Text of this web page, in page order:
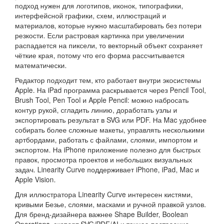
подход нужен для логотипов, иконок, типографики,
интерфейсной графики, схем, иллюстраций и
материалов, которые нужно масштабировать без потери
резкости. Если растровая картинка при увеличении
распадается на пиксели, то векторный объект сохраняет
чёткие края, потому что его форма рассчитывается
математически.
Редактор подходит тем, кто работает внутри экосистемы
Apple. На iPad программа раскрывается через Pencil Tool,
Brush Tool, Pen Tool и Apple Pencil: можно набросать
контур рукой, сгладить линию, доработать узлы и
экспортировать результат в SVG или PDF. На Mac удобнее
собирать более сложные макеты, управлять несколькими
артбордами, работать с файлами, слоями, импортом и
экспортом. На iPhone приложение полезно для быстрых
правок, просмотра проектов и небольших визуальных
задач. Linearity Curve поддерживает iPhone, iPad, Mac и
Apple Vision.
Для иллюстратора Linearity Curve интересен кистями,
кривыми Безье, слоями, масками и ручной правкой узлов.
Для бренд-дизайнера важнее Shape Builder, Boolean